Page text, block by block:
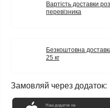
Вартість доставки
перевізника
Безкоштовна
25 кг
Замовляй через додаток:
Наш додаток на